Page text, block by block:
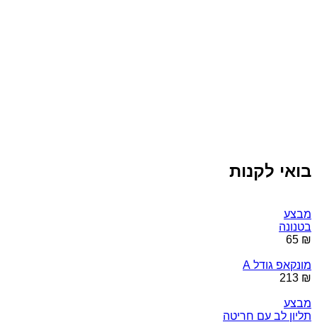
בואי לקנות
מבצע
בטנונה
₪ 65
מונקאפ גודל A
₪ 213
מבצע
תליון לב עם חריטה